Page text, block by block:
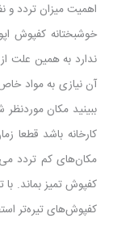
اهمیت میزان تردد
خوشبختانه کفپوش
ندارد به همین علت
آن نیازی به مواد
ببینید مکان
کارخانه باشد قطعا
مکان‌های کم تردد
کفپوش تمیز بماند. با
کفپوش‌های تیره‌تر